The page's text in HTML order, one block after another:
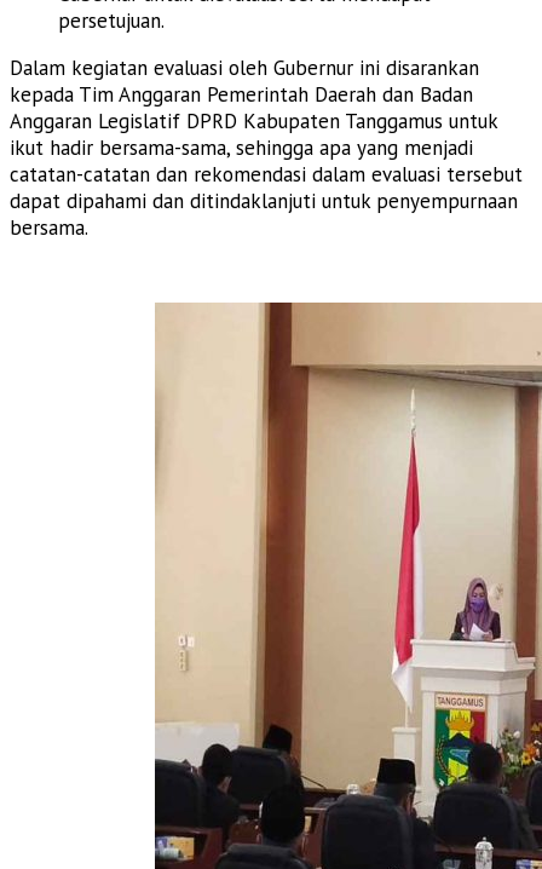
persetujuan.
Dalam kegiatan evaluasi oleh Gubernur ini disarankan
kepada Tim Anggaran Pemerintah Daerah dan Badan
Anggaran Legislatif DPRD Kabupaten Tanggamus untuk
ikut hadir bersama-sama, sehingga apa yang menjadi
catatan-catatan dan rekomendasi dalam evaluasi tersebut
dapat dipahami dan ditindaklanjuti untuk penyempurnaan
bersama.